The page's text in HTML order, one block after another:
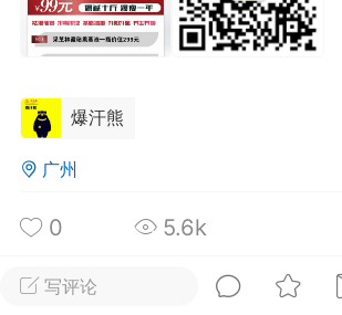
建术
DRYY面膜 微晶溶斑术
爆款平台
26 23:18
电脑端
闪充小白罐
充小白罐 = 闪充大白肌（仪器）× 草本
护...写评论
爆汗熊
广州
0 5.6k